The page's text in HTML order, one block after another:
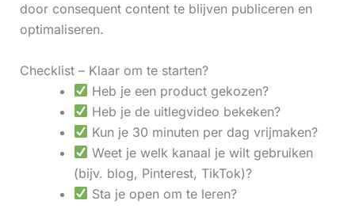
door consequent content te blijven publiceren en
optimaliseren.
Checklist – Klaar om te starten?
Heb je een product gekozen?
Heb je de uitlegvideo bekeken?
Kun je 30 minuten per dag vrijmaken?
Weet je welk kanaal je wilt gebruiken
(bijv. blog, Pinterest, TikTok)?
Sta je open om te leren?